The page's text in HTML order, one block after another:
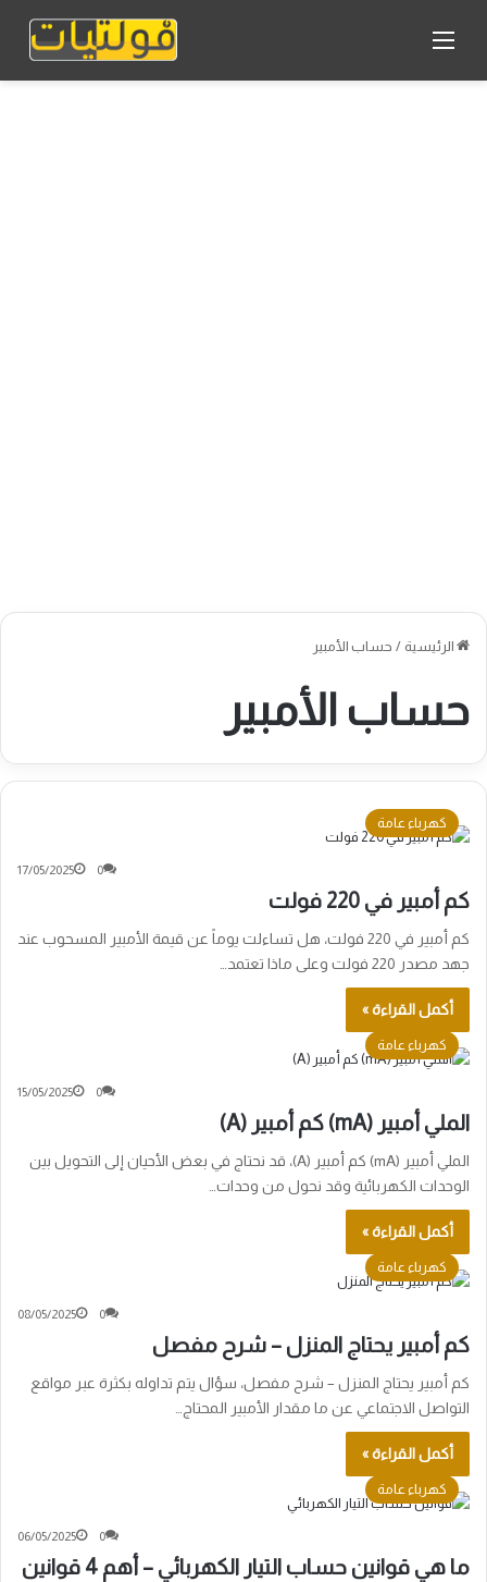
الرئيسية / حساب الأمبير
حساب الأمبير
كهرباء عامة
17/05/2025 0
كم أمبير في 220 فولت
كم أمبير في 220 فولت، هل تساءلت يوماً عن قيمة الأمبير المسحوب عند
جهد مصدر 220 فولت وعلى ماذا تعتمد…
أكمل القراءة »
كهرباء عامة
15/05/2025 0
الملي أمبير (mA) كم أمبير (A)
الملي أمبير (mA) كم أمبير (A)، قد نحتاج في بعض الأحيان إلى التحويل بين
الوحدات الكهربائية وقد نحول من وحدات…
أكمل القراءة »
كهرباء عامة
08/05/2025 0
كم أمبير يحتاج المنزل – شرح مفصل
كم أمبير يحتاج المنزل – شرح مفصل، سؤال يتم تداوله بكثرة عبر مواقع
التواصل الاجتماعي عن ما مقدار الأمبير المحتاج…
أكمل القراءة »
كهرباء عامة
06/05/2025 0
ما هي قوانين حساب التيار الكهربائي – أهم 4 قوانين